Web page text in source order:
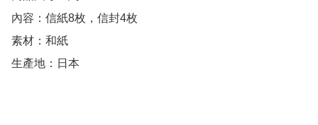
內容：信紙8枚，信封4枚
素材：和紙
生產地：日本